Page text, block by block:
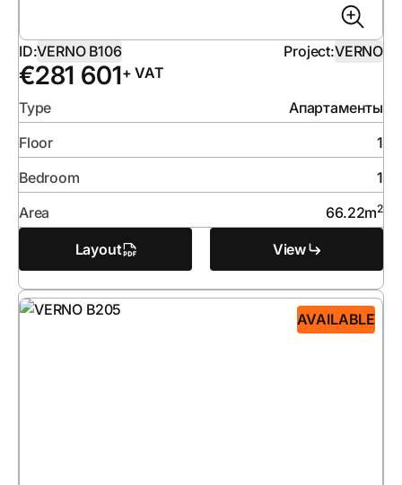
ID:VERNO B106 Project:VERNO
€281 601+ VAT
Type
Апартаменты
Floor
1
Bedroom
1
Area
66.22m2
Layout View
AVAILABLE